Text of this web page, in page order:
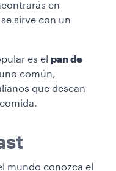
en
sirve con un
es el pan de
común,
que desean
mundo conozca el